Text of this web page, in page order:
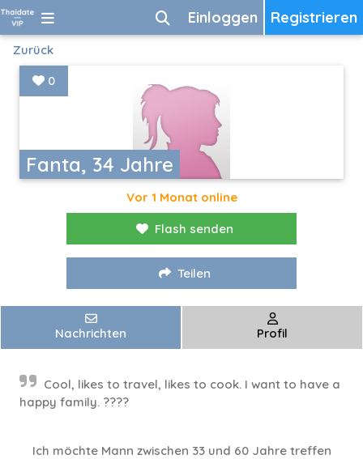
Registrieren
Einloggen
Zurück
Fanta, 34 Jahre
0
Vor 1 Monat online
Flash senden
Teilen
Nachrichten Profil
Cool, likes to travel, likes to cook. I want to have a
happy family. ????
Ich möchte Mann zwischen 33 und 60 Jahre treffen